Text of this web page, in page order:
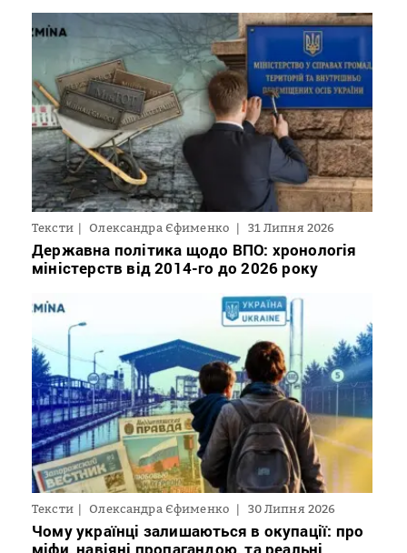
Тексти Олександра Єфименко 31 Липня 2026
Державна політика щодо ВПО: хронологія
міністерств від 2014-го до 2026 року
Тексти Олександра Єфименко 30 Липня 2026
Чому українці залишаються в окупації: про
міфи, навіяні пропагандою, та реальні